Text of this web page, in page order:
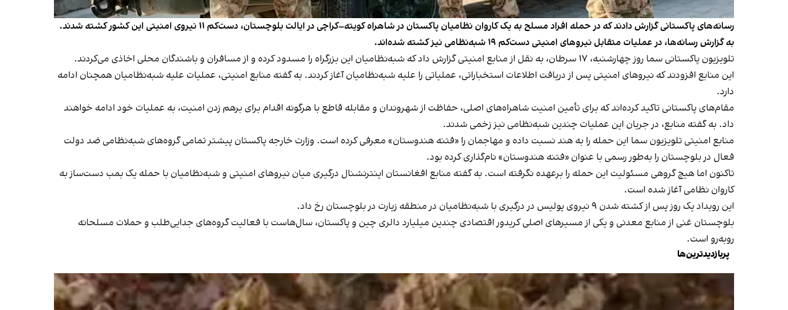
رسانه‌های پاکستانی گزارش دادند که در حمله افراد مسلح به یک کاروان نظامیان پاکستان در شاهراه کویته–کراچی در ایالت بلوچستان، دست‌کم ۱۱ نیروی امنیتی این کشور کشته شدند.
به گزارش رسانه‌ها، در عملیات متقابل نیروهای امنیتی دست‌کم ۱۹ شبه‌نظامی نیز کشته شده‌اند.
تلویزیون پاکستانی سما روز چهارشنبه، ۱۷ سرطان، به نقل از منابع امنیتی گزارش داد که شبه‌نظامیان این بزرگراه را مسدود کرده و از مسافران و باشندگان محلی اخاذی می‌کردند.
این منابع افزودند که نیروهای امنیتی پس از دریافت اطلاعات استخباراتی، عملیاتی را علیه شبه‌نظامیان آغاز کردند. به گفته منابع امنیتی، عملیات علیه شبه‌نظامیان همچنان ادامه
دارد.
مقام‌های پاکستانی تاکید کرده‌اند که برای تأمین امنیت شاهراه‌های اصلی، حفاظت از شهروندان و مقابله قاطع با هرگونه اقدام برای برهم زدن امنیت، به عملیات خود ادامه خواهند
داد. به گفته منابع، در جریان این عملیات چندین شبه‌نظامی نیز زخمی شدند.
منابع امنیتی تلویزیون سما این حمله را به هند نسبت داده و مهاجمان را «فتنه هندوستان» معرفی کرده است. وزارت خارجه پاکستان پیشتر تمامی گروه‌های شبه‌نظامی ضد دولت
فعال در بلوچستان را به‌طور رسمی با عنوان «فتنه هندوستان» نام‌گذاری کرده بود.
تاکنون اما هیچ گروهی مسئولیت این حمله را برعهده نگرفته است. به گفته منابع افغانستان اینترنشنال درگیری میان نیروهای امنیتی و شبه‌نظامیان با حمله یک بمب دست‌ساز به
کاروان نظامی آغاز شده است.
این رویداد یک روز پس از کشته شدن ۹ نیروی پولیس در درگیری با شبه‌نظامیان در منطقه زیارت در بلوچستان رخ داد.
بلوچستان غنی از منابع معدنی و یکی از مسیرهای اصلی کریدور اقتصادی چندین میلیارد دالری چین و پاکستان، سال‌هاست با فعالیت گروه‌های جدایی‌طلب و حملات مسلحانه
روبه‌رو است.
پربازدیدترین‌ها